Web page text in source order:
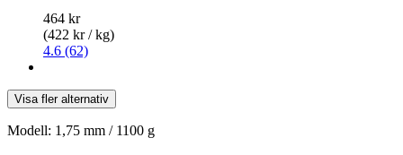
464 kr
(422 kr / kg)
4.6 (62)
Visa fler alternativ
Modell: 1,75 mm / 1100 g